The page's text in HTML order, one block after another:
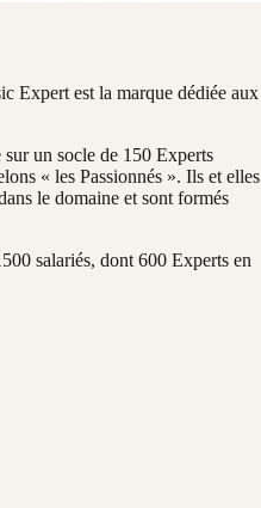
Expert est la marque dédiée aux
un socle de 150 Experts
« les Passionnés ». Ils et elles
le domaine et sont formés
salariés, dont 600 Experts en